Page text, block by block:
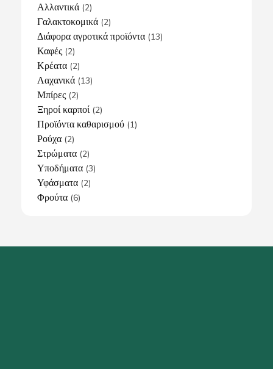
Αλλαντικά (2)
Γαλακτοκομικά (2)
Διάφορα αγροτικά προϊόντα (13)
Καφές (2)
Κρέατα (2)
Λαχανικά (13)
Μπίρες (2)
Ξηροί καρποί (2)
Προϊόντα καθαρισμού (1)
Ρούχα (2)
Στρώματα (2)
Υποδήματα (3)
Υφάσματα (2)
Φρούτα (6)